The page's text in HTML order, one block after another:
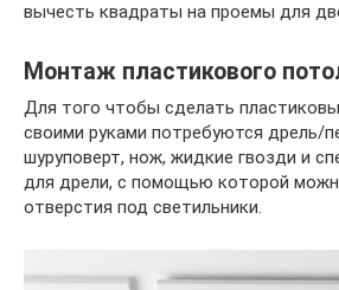
вычесть квадраты на проемы для
Монтаж пластикового
Для того чтобы сделать
своими руками потребуются дрель/
шуруповерт, нож, жидкие гвозди и
для дрели, с помощью которой
отверстия под светильники.